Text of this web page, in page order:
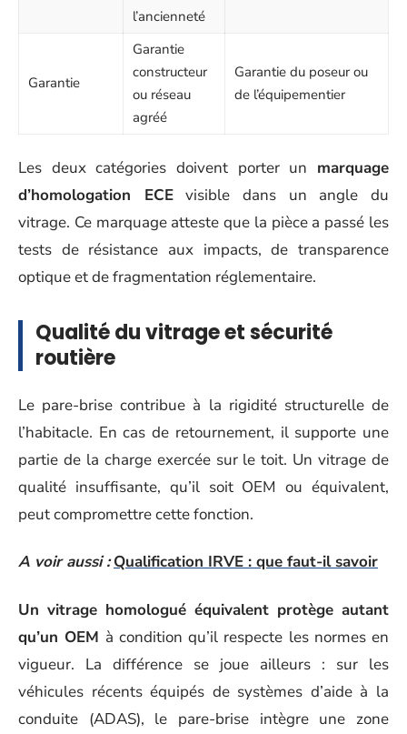
l’ancienneté
Garantie
Garantie
constructeur
ou réseau
agréé
Garantie du poseur ou
de l’équipementier
Les deux catégories doivent porter un marquage
d’homologation ECEvisible dans un angle du
vitrage. Ce marquage atteste que la pièce a passé les
tests de résistance aux impacts, de transparence
optique et de fragmentation réglementaire.
Qualité du vitrage et sécurité
routière
Le pare-brise contribue à la rigidité structurelle de
l’habitacle. En cas de retournement, il supporte une
partie de la charge exercée sur le toit. Un vitrage de
qualité insuffisante, qu’il soit OEM ou équivalent,
peut compromettre cette fonction.
A voir aussi : Qualification IRVE : que faut-il savoir
Un vitrage homologué équivalent protège autant
qu’un OEM à condition qu’il respecte les normes en
vigueur. La différence se joue ailleurs : sur les
véhicules récents équipés de systèmes d’aide à la
conduite (ADAS), le pare-brise intègre une zone